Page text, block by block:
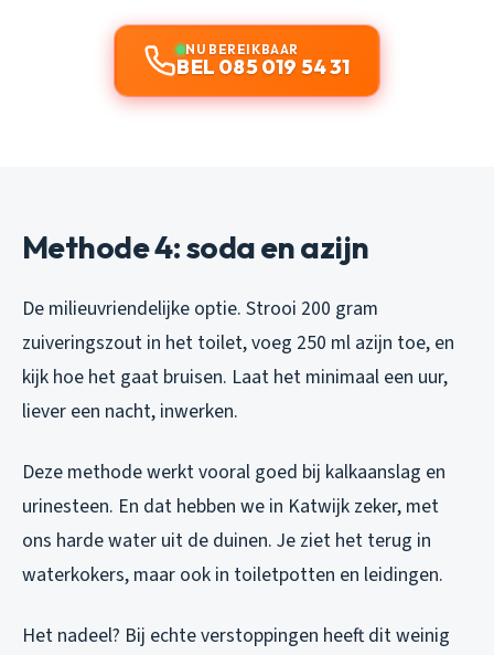
NU BEREIKBAAR
BEL 085 019 54 31
Methode 4: soda en azijn
De milieuvriendelijke optie. Strooi 200 gram
zuiveringszout in het toilet, voeg 250 ml azijn toe, en
kijk hoe het gaat bruisen. Laat het minimaal een uur,
liever een nacht, inwerken.
Deze methode werkt vooral goed bij kalkaanslag en
urinesteen. En dat hebben we in Katwijk zeker, met
ons harde water uit de duinen. Je ziet het terug in
waterkokers, maar ook in toiletpotten en leidingen.
Het nadeel? Bij echte verstoppingen heeft dit weinig